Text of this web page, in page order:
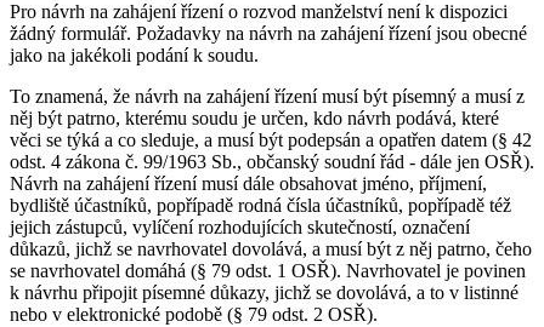
Pro návrh na zahájení řízení o rozvod manželství není k dispozici
žádný formulář. Požadavky na návrh na zahájení řízení jsou obecné
jako na jakékoli podání k soudu.
To znamená, že návrh na zahájení řízení musí být písemný a musí z
něj být patrno, kterému soudu je určen, kdo návrh podává, které
věci se týká a co sleduje, a musí být podepsán a opatřen datem (§ 42
odst. 4 zákona č. 99/1963 Sb., občanský soudní řád - dále jen OSŘ).
Návrh na zahájení řízení musí dále obsahovat jméno, příjmení,
bydliště účastníků, popřípadě rodná čísla účastníků, popřípadě též
jejich zástupců, vylíčení rozhodujících skutečností, označení
důkazů, jichž se navrhovatel dovolává, a musí být z něj patrno, čeho
se navrhovatel domáhá (§ 79 odst. 1 OSŘ). Navrhovatel je povinen
k návrhu připojit písemné důkazy, jichž se dovolává, a to v listinné
nebo v elektronické podobě (§ 79 odst. 2 OSŘ).